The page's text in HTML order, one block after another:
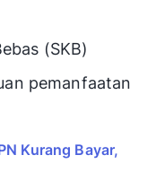
(SKB)
pemanfaatan
Kurang Bayar,